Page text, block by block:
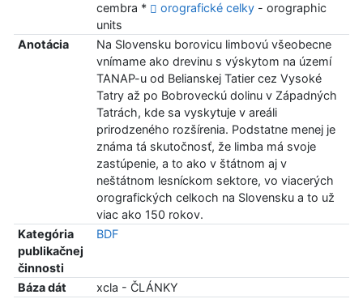
cembra *
orografické celky- orographic
units
Anotácia
Na Slovensku borovicu limbovú všeobecne
vnímame ako drevinu s výskytom na území
TANAP-u od Belianskej Tatier cez Vysoké
Tatry až po Bobroveckú dolinu v Západných
Tatrách, kde sa vyskytuje v areáli
prirodzeného rozšírenia. Podstatne menej je
známa tá skutočnosť, že limba má svoje
zastúpenie, a to ako v štátnom aj v
neštátnom lesníckom sektore, vo viacerých
orografických celkoch na Slovensku a to už
viac ako 150 rokov.
Kategória
publikačnej
činnosti
BDF
Báza dát
xcla - ČLÁNKY